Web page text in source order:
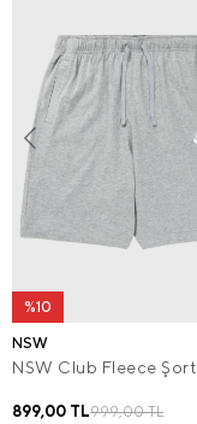
%10
NSW
NSW Club Fleece Şort
999,00 TL
899,00 TL